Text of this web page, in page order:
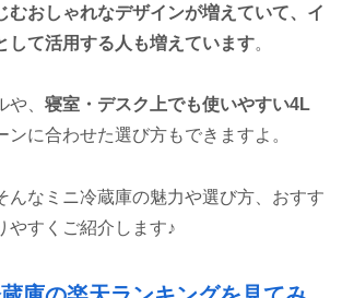
むおしゃれなデザインが増えていて、イ
して活用する人も増えています。
、 寝室・デスク上でも使いやすい4L
ンに合わせた選び方もできますよ。
んなミニ冷蔵庫の魅力や選び方、おすす
やすくご紹介します♪